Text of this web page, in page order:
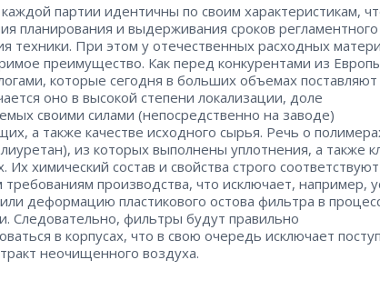
партии идентичны по своим характеристикам,
планирования и выдерживания сроков регламентного
техники. При этом у отечественных расходных
преимущество. Как перед конкурентами из
которые сегодня в больших объемах поставляют
оно в высокой степени локализации, доле
своими силами (непосредственно на заводе)
а также качестве исходного сырья. Речь о
из которых выполнены уплотнения, а также
Их химический состав и свойства строго соответствуют
требованиям производства, что исключает, например,
деформацию пластикового остова фильтра в
Следовательно, фильтры будут правильно
в корпусах, что в свою очередь исключает
неочищенного воздуха.